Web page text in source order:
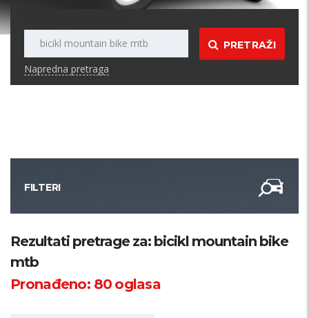
PRETRAŽI
Napredna pretraga
FILTERI
Kategorija
Županija
Rezultati pretrage za: bicikl mountain bike
mtb
Pronađeno: 80oglasa